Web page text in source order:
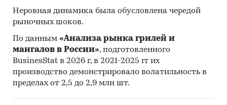
Неровная динамика была обусловлена чередой
рыночных шоков.
По данным «Анализа рынка грилей и
мангалов в России», подготовленного
BusinesStat в 2026 г, в 2021-2025 гг их
производство демонстрировало волатильность в
пределах от 2,5 до 2,9 млн шт.